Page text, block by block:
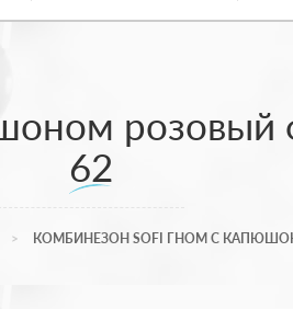
розовый
62
КОМБИНЕЗОН SOFI ГНОМ С